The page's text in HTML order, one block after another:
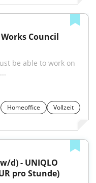
Council
be able to work on
Homeoffice
Vollzeit
d) - UNIQLO
pro Stunde)